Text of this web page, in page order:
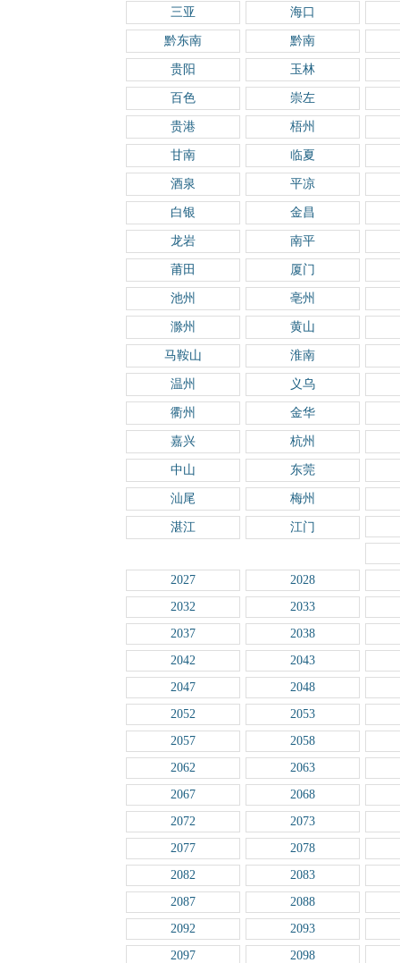
三亚 海口
黔东南 黔南
贵阳 玉林
百色 崇左
贵港 梧州
甘南 临夏
酒泉 平凉
白银 金昌
龙岩 南平
莆田 厦门
池州 亳州
滁州 黄山
马鞍山 淮南
温州 义乌
衢州 金华
嘉兴 杭州
中山 东莞
汕尾 梅州
湛江 江门
2027
2028
2032
2033
2037
2038
2042
2043
2047
2048
2052
2053
2057
2058
2062
2063
2067
2068
2072
2073
2077
2078
2082
2083
2087
2088
2092
2093
2097
2098